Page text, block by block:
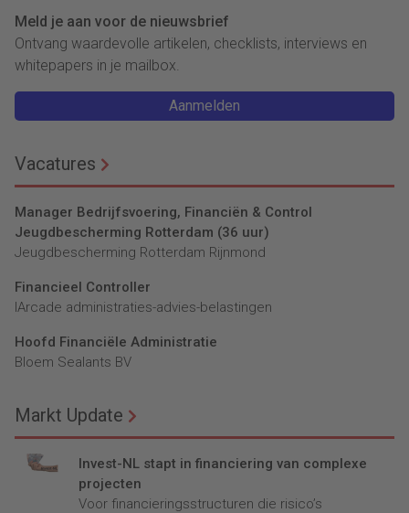
Meld je aan voor de nieuwsbrief
Ontvang waardevolle artikelen, checklists, interviews en
whitepapers in je mailbox.
Aanmelden
Vacatures
Manager Bedrijfsvoering, Financiën & Control
Jeugdbescherming Rotterdam (36 uur)
Jeugdbescherming Rotterdam Rijnmond
Financieel Controller
lArcade administraties-advies-belastingen
Hoofd Financiële Administratie
Bloem Sealants BV
Markt Update
Invest-NL stapt in financiering van complexe
projecten
Voor financieringsstructuren die risico’s